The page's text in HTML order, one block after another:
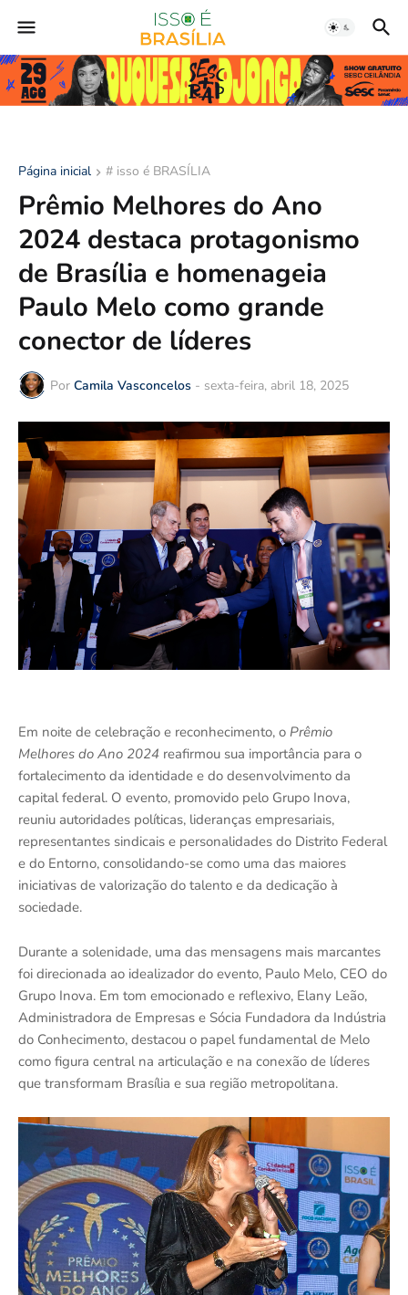
Página inicial # isso é BRASÍLIA
Prêmio Melhores do Ano
2024 destaca protagonismo
de Brasília e homenageia
Paulo Melo como grande
conector de líderes
Por Camila Vasconcelos - sexta-feira, abril 18, 2025
Em noite de celebração e reconhecimento, o Prêmio
Melhores do Ano 2024 reafirmou sua importância para o
fortalecimento da identidade e do desenvolvimento da
capital federal. O evento, promovido pelo Grupo Inova,
reuniu autoridades políticas, lideranças empresariais,
representantes sindicais e personalidades do Distrito Federal
e do Entorno, consolidando-se como uma das maiores
iniciativas de valorização do talento e da dedicação à
sociedade.
Durante a solenidade, uma das mensagens mais marcantes
foi direcionada ao idealizador do evento, Paulo Melo, CEO do
Grupo Inova. Em tom emocionado e reflexivo, Elany Leão,
Administradora de Empresas e Sócia Fundadora da Indústria
do Conhecimento, destacou o papel fundamental de Melo
como figura central na articulação e na conexão de líderes
que transformam Brasília e sua região metropolitana.